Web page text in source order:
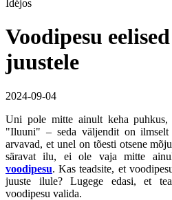
Idėjos
Voodipesu
juustele
2024-09-04
Uni pole mitte ainult keha
"Iluuni" – seda väljendit on
arvavad, et unel on tõesti otsene
säravat ilu, ei ole vaja mitte
voodipesu. Kas teadsite, et
juuste ilule? Lugege edasi, et
voodipesu valida.